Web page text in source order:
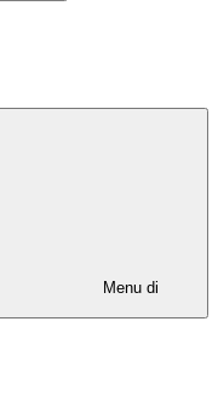
Menu di